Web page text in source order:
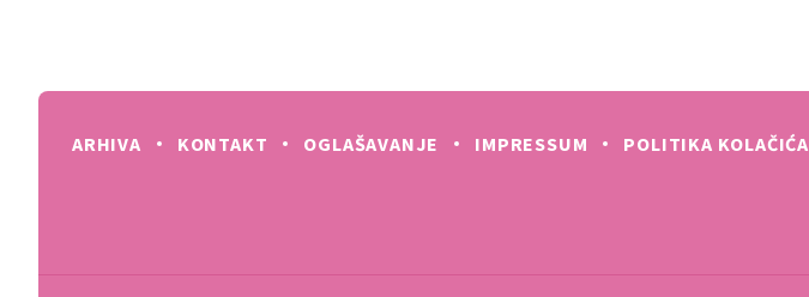
ARHIVA KONTAKT OGLAŠAVANJE IMPRESSUM POLITIKA KOLAČIĆA